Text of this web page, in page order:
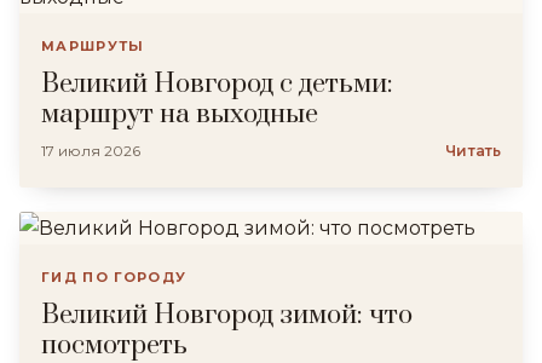
МАРШРУТЫ
Великий Новгород с детьми:
маршрут на выходные
17 июля 2026 Читать
ГИД ПО ГОРОДУ
Великий Новгород зимой: что
посмотреть